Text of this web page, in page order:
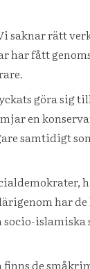
saknar rätt
har fått
göra sig
en
samtidigt
har
finns de